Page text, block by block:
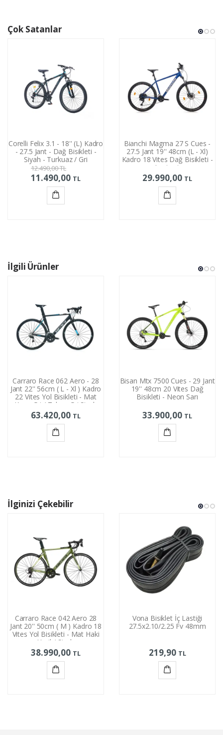
Çok Satanlar
Corelli Felix 3.1 - 18'' (L) Kadro
- 27.5 Jant - Dağ Bisikleti -
Siyah - Turkuaz / Gri
12.490,00TL
11.490,00 TL
Bianchi Magma 27 S Cues -
27.5 Jant 19'' 48cm (L - Xl)
Kadro 18 Vites Dağ Bisikleti -
Lacivert
29.990,00 TL
İlgili Ürünler
Carraro Race 062 Aero - 28
Jant 22'' 56cm ( L - Xl ) Kadro
22 Vites Yol Bisikleti - Mat
Koyu Gri / Tekno Gri Siyah
63.420,00 TL
Bisan Mtx 7500 Cues - 29 Jant
19'' 48cm 20 Vites Dağ
Bisikleti - Neon Sarı
33.900,00 TL
İlginizi Çekebilir
Carraro Race 042 Aero 28
Jant 20'' 50cm ( M ) Kadro 18
Vites Yol Bisikleti - Mat Haki
Yeşil / Siyah
38.990,00 TL
Vona Bisiklet İç Lastiği
27.5x2.10/2.25 Fv 48mm
219,90 TL